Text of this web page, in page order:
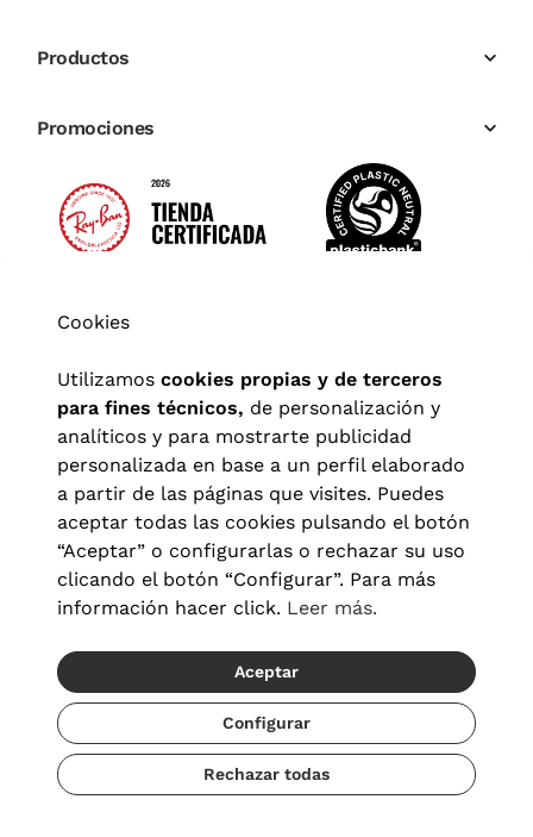
Productos
Promociones
Aviso legal| Política de privacidad Términos y condiciones
Política de cookies|Configuración de cookies
© 2026 Visionlab España
Cookies
Utilizamos cookies propias y de terceros
para fines técnicos, de personalización y
analíticos y para mostrarte publicidad
personalizada en base a un perfil elaborado
a partir de las páginas que visites. Puedes
aceptar todas las cookies pulsando el botón
“Aceptar” o configurarlas o rechazar su uso
clicando el botón “Configurar”. Para más
información hacer click. Leer más.
Aceptar
Configurar
Rechazar todas